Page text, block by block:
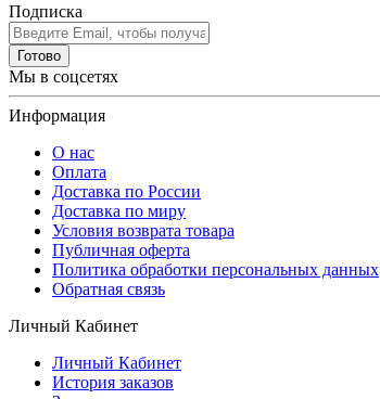
Подписка
Готово
Мы в соцсетях
Информация
О нас
Оплата
Доставка по России
Доставка по миру
Условия возврата товара
Публичная оферта
Политика обработки персональных данных
Обратная связь
Личный Кабинет
Личный Кабинет
История заказов